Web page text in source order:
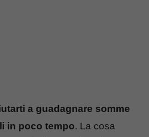
a guadagnare somme
in poco tempo. La cosa